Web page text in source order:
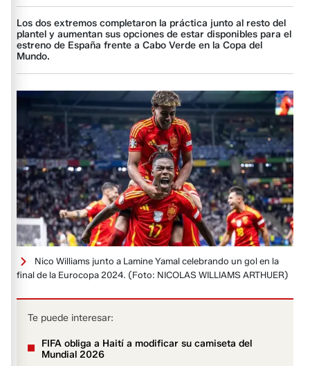
Los dos extremos completaron la práctica junto al resto del
plantel y aumentan sus opciones de estar disponibles para el
estreno de España frente a Cabo Verde en la Copa del
Mundo.
Nico Williams junto a Lamine Yamal celebrando un gol en la
final de la Eurocopa 2024. (Foto: NICOLAS WILLIAMS ARTHUER)
Te puede interesar:
FIFA obliga a Haití a modificar su camiseta del
Mundial 2026